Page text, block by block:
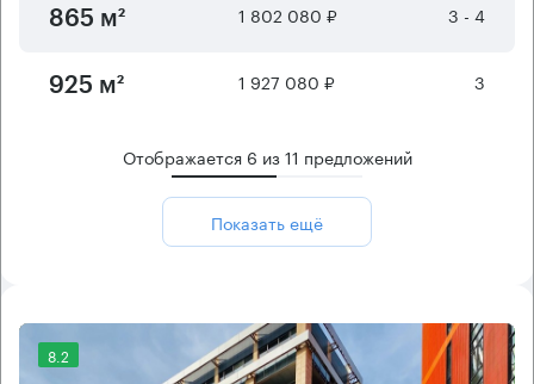
865 м² 1 802 080 ₽ 3 - 4
925 м² 1 927 080 ₽ 3
Отображается 6 из11 предложений
Показать ещё
8.2